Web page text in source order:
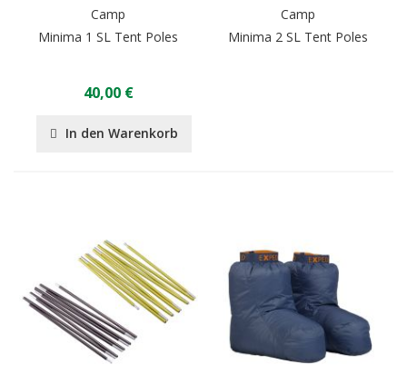
Camp
Minima 1 SL Tent Poles
40,00 €
In den Warenkorb
Camp
Minima 2 SL Tent Poles